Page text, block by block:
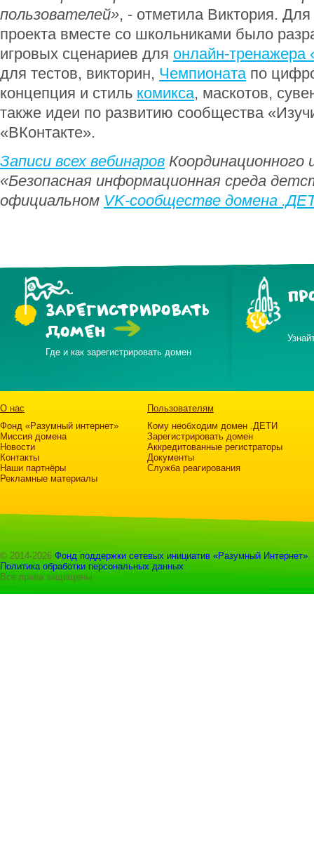
пользователей», - отметила Виктория. Для
проекта вместе со школьниками было
игровых сценариев для онлайн-тренажера
для тестов, викторин, Чемпионатапо
концепция и стиль комикса, маскотов,
также идеи по развитию сообщества
«ВКонтакте».
Записи всех вебинаров Координационного
«Безопасная информационная среда
официальном VK-сообществе домена
ЗАРЕГИСТРИРОВАТЬ
ДОМЕН
Где и как зарегистрировать домен
О нас
Фонд «Разумный интернет»
Миссия домена
Новости
Контакты
Наши партнёры
Рекламные материалы
Пользователям
Кому необходим домен .ДЕТИ
Зарегистрировать домен
Аккредитованные регистраторы
Документы
Служба реагирования
© 2014-2026 Фонд поддержки сетевых инициатив «Разумный Интернет»
Политика обработки персональных данных
Все права защищены